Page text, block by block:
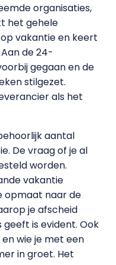
organisaties,
het gehele
vakantie en keert
de 24-
gegaan en de
stilgezet.
als het
aantal
De vraag of je al
worden.
vakantie
opmaat naar de
je afscheid
geeft is evident. Ook
wie je met een
in groet. Het